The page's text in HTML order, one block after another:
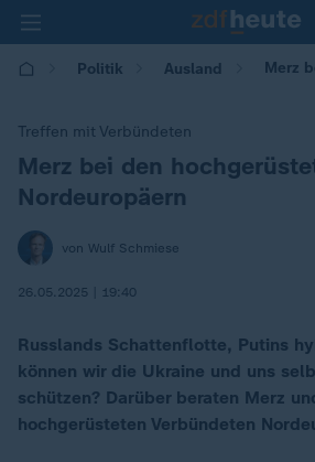
Politik Ausland Merz
Treffen mit Verbündeten
:Merz bei den
Nordeuropäern
von Wulf Schmiese
26.05.2025 | 19:40
Russlands Schattenflotte, Putins
können wir die Ukraine und uns
schützen? Darüber beraten Merz
hochgerüsteten Verbündeten